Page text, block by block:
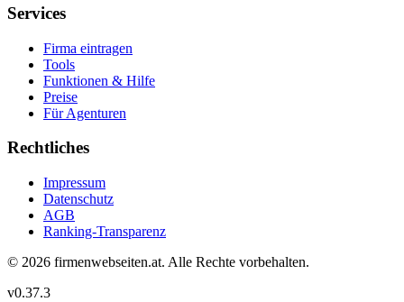
Services
Firma eintragen
Tools
Funktionen & Hilfe
Preise
Für Agenturen
Rechtliches
Impressum
Datenschutz
AGB
Ranking-Transparenz
© 2026 firmenwebseiten.at. Alle Rechte vorbehalten.
v0.37.3